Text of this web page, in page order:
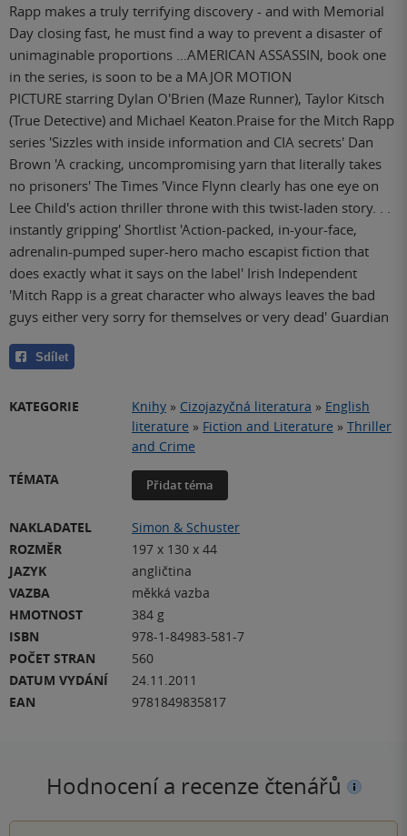
Rapp makes a truly terrifying discovery - and with Memorial
Day closing fast, he must find a way to prevent a disaster of
unimaginable proportions …AMERICAN ASSASSIN, book one
in the series, is soon to be a MAJOR MOTION
PICTURE starring Dylan O'Brien (Maze Runner), Taylor Kitsch
(True Detective) and Michael Keaton.Praise for the Mitch Rapp
series 'Sizzles with inside information and CIA secrets' Dan
Brown 'A cracking, uncompromising yarn that literally takes
no prisoners' The Times 'Vince Flynn clearly has one eye on
Lee Child's action thriller throne with this twist-laden story. . .
instantly gripping' Shortlist 'Action-packed, in-your-face,
adrenalin-pumped super-hero macho escapist fiction that
does exactly what it says on the label' Irish Independent
'Mitch Rapp is a great character who always leaves the bad
guys either very sorry for themselves or very dead' Guardian
Sdílet
KATEGORIE Knihy » Cizojazyčná literatura » English
literature » Fiction and Literature » Thriller
and Crime
TÉMATA
Přidat téma
NAKLADATEL
Simon & Schuster
ROZMĚR
197 x 130 x 44
JAZYK
angličtina
VAZBA
měkká vazba
HMOTNOST
384 g
ISBN
978-1-84983-581-7
POČET STRAN
560
DATUM VYDÁNÍ
24.11.2011
EAN
9781849835817
Hodnocení a recenze čtenářů